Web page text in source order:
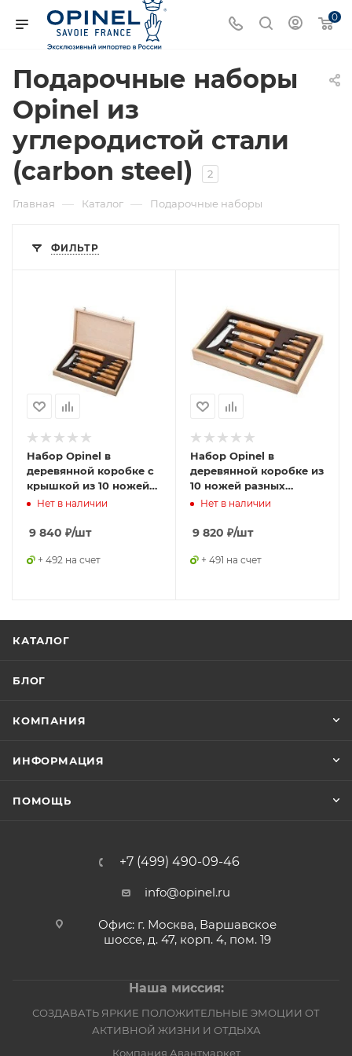
0
Подарочные наборы
Opinel из
углеродистой стали
(carbon steel)
2
Главная — Каталог — Подарочные наборы
ФИЛЬТР
Набор Opinel в
деревянной коробке с
крышкой из 10 ножей
разных размеров из
183102
Нет в наличии
9 840 ₽/шт
+ 492 на счет
Набор Opinel в
деревянной коробке из
10 ножей разных
размеров из
183104
Нет в наличии
9 820 ₽/шт
+ 491 на счет
КАТАЛОГ
БЛОГ
КОМПАНИЯ
ИНФОРМАЦИЯ
ПОМОЩЬ
+7 (499) 490-09-46
info@opinel.ru
Офис: г. Москва, Варшавское
шоссе, д. 47, корп. 4, пом. 19
Наша миссия:
СОЗДАВАТЬ ЯРКИЕ ПОЛОЖИТЕЛЬНЫЕ ЭМОЦИИ ОТ
АКТИВНОЙ ЖИЗНИ И ОТДЫХА
Компания Авантмаркет